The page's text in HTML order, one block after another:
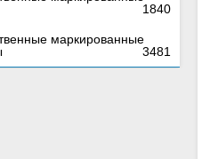
1840
маркированные
3481